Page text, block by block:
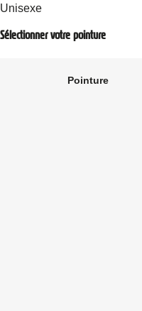
Unisexe
Sélectionner votre pointure
Pointure